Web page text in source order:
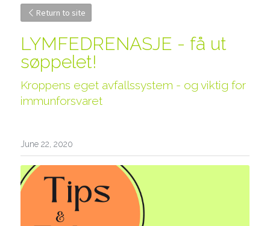
Return to site
LYMFEDRENASJE - få ut
søppelet!
Kroppens eget avfallssystem - og viktig for
immunforsvaret
June 22, 2020